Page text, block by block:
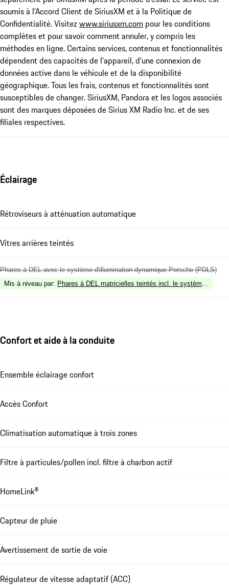
soumis à l'Accord Client de SiriusXM et à la Politique de
Confidentialité. Visitezwww.siriusxm.com pour les conditions
complètes et pour savoir comment annuler, y compris les
méthodes en ligne. Certains services, contenus et fonctionnalités
dépendent des capacités de l'appareil, d'une connexion de
données active dans le véhicule et de la disponibilité
géographique. Tous les frais, contenus et fonctionnalités sont
susceptibles de changer. SiriusXM, Pandora et les logos associés
sont des marques déposées de Sirius XM Radio Inc. et de ses
filiales respectives.
Éclairage
Rétroviseurs à atténuation automatique
Vitres arrières teintés
Phares à DEL avec le système d'illumination dynamique Porsche (PDLS)
Mis à niveau par: Phares à DEL matricielles teintés incl. le système
Confort et aide à la conduite
Ensemble éclairage confort
Accès Confort
Climatisation automatique à trois zones
Filtre à particules/pollen incl. filtre à charbon actif
HomeLink®
Capteur de pluie
Avertissement de sortie de voie
Régulateur de vitesse adaptatif (ACC)